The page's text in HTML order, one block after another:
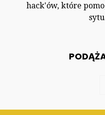
hack'ów, które